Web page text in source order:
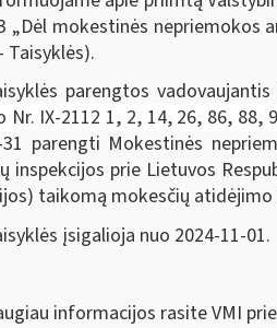
„Dėl mokestinės nepriemokos
parengtos vadovaujantis
Nr. IX-2112 1, 2, 14, 26, 86,
31 parengti Mokestinės
inspekcijos prie Lietuvos
taikomą mokesčių
įsigalioja nuo 2024-11-01.
informacijos rasite VMI